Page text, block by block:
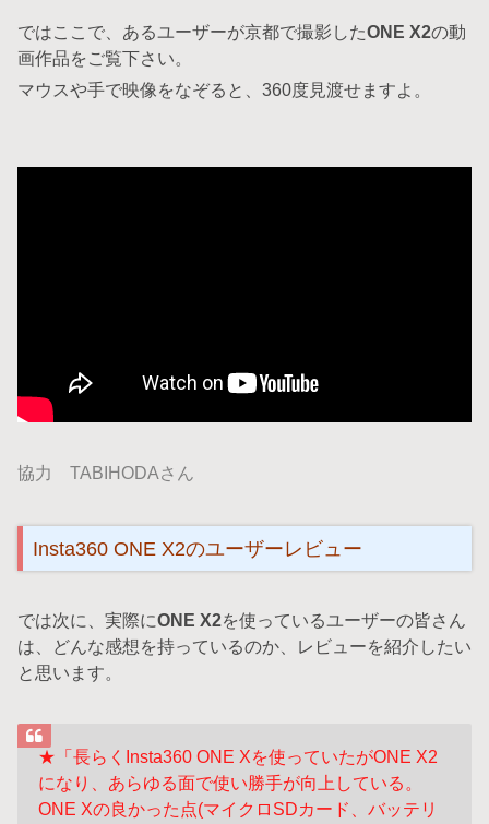
ではここで、あるユーザーが京都で撮影したONE X2の動
画作品をご覧下さい。
マウスや手で映像をなぞると、360度見渡せますよ。
協力 TABIHODAさん
Insta360 ONE X2のユーザーレビュー
では次に、実際にONE X2を使っているユーザーの皆さん
は、どんな感想を持っているのか、レビューを紹介したい
と思います。
★「長らくInsta360 ONE Xを使っていたがONE X2
になり、あらゆる面で使い勝手が向上している。
ONE Xの良かった点(マイクロSDカード、バッテリ